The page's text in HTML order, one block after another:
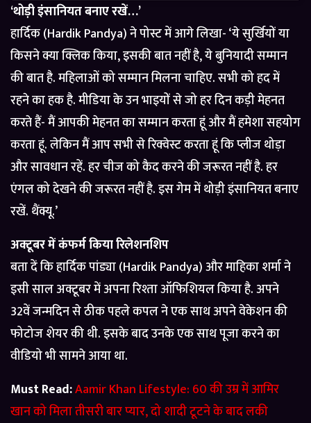
‘थोड़ी इंसानियत बनाए रखें…’
हार्दिक (Hardik Pandya) ने पोस्ट में आगे लिखा- ‘ये सुर्खियों या
किसने क्या क्लिक किया, इसकी बात नहीं है, ये बुनियादी सम्मान
की बात है. महिलाओं को सम्मान मिलना चाहिए. सभी को हद में
रहने का हक है. मीडिया के उन भाइयों से जो हर दिन कड़ी मेहनत
करते हैं- मैं आपकी मेहनत का सम्मान करता हूं और मैं हमेशा सहयोग
करता हूं. लेकिन मैं आप सभी से रिक्वेस्ट करता हूं कि प्लीज थोड़ा
और सावधान रहें. हर चीज को कैद करने की जरूरत नहीं है. हर
एंगल को देखने की जरूरत नहीं है. इस गेम में थोड़ी इंसानियत बनाए
रखें. थैंक्यू.’
अक्टूबर में कंफर्म किया रिलेशनशिप
बता दें कि हार्दिक पांड्या (Hardik Pandya) और माहिका शर्मा ने
इसी साल अक्टूबर में अपना रिश्ता ऑफिशियल किया है. अपने
32वें जन्मदिन से ठीक पहले कपल ने एक साथ अपने वेकेशन की
फोटोज शेयर की थी. इसके बाद उनके एक साथ पूजा करने का
वीडियो भी सामने आया था.
Must Read:Aamir Khan Lifestyle: 60 की उम्र में आमिर
खान को मिला तीसरी बार प्यार, दो शादी टूटने के बाद लकी